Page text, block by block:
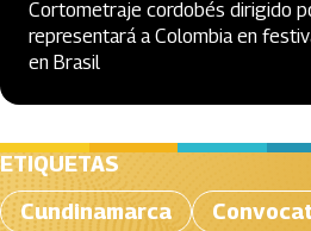
Cortometraje cordobés dirigido
representará a Colombia en
en Brasil
ETIQUETAS
Cundinamarca